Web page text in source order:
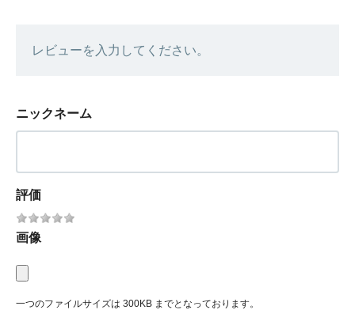
レビューを入力してください。
ニックネーム
評価
画像
一つのファイルサイズは 300KB までとなっております。